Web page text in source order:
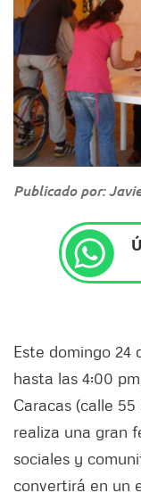
Publicado por:
Este domingo 24
hasta las 4:00
Caracas (calle
realiza una gran
sociales y
convertirá en un